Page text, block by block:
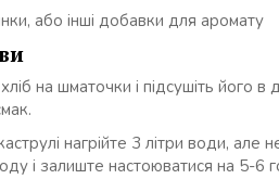
або інші добавки для аромату
на шматочки і підсушіть його
нагрійте 3 літри води,
і залиште настоюватися на 5-6